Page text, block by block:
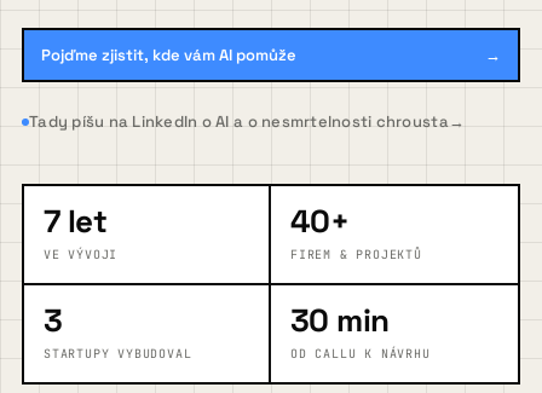
Případovky
FAQ
Blog
Kontakt
Pojďme zjistit, kde vám AI pomůže →
Tady píšu na LinkedIn o AI a o nesmrtelnosti chrousta→
7 let
VE VÝVOJI
40+
FIREM & PROJEKTŮ
3
STARTUPY VYBUDOVAL
30 min
OD CALLU K NÁVRHU